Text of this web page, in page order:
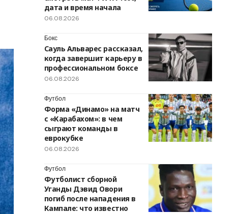
дата и время начала
06.08.2026
Бокс
Сауль Альварес рассказал,
когда завершит карьеру в
профессиональном боксе
06.08.2026
Футбол
Форма «Динамо» на матч
с «Карабахом»: в чем
сыграют команды в
еврокубке
06.08.2026
Футбол
Футболист сборной
Уганды Дэвид Овори
погиб после нападения в
Кампале: что известно